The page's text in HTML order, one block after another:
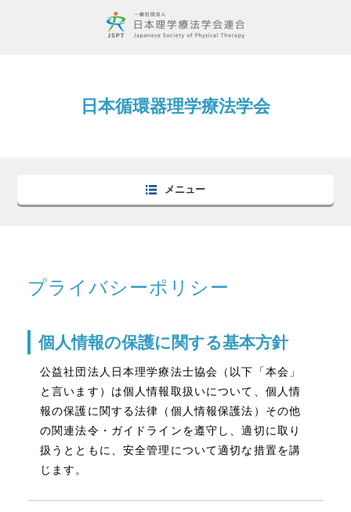
日本循環器理学療法学会
メニュー
プライバシーポリシー
個人情報の保護に関する基本方針
公益社団法人日本理学療法士協会（以下「本会」
と言います）は個人情報取扱いについて、個人情
報の保護に関する法律（個人情報保護法）その他
の関連法令・ガイドラインを遵守し、適切に取り
扱うとともに、安全管理について適切な措置を講
じます。